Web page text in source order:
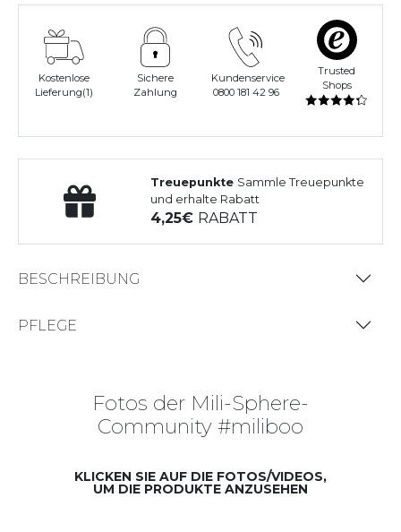
Kostenlose
Lieferung(1)
Sichere
Zahlung
Kundenservice
0800 181 42 96
Trusted
Shops
Treuepunkte Sammle Treuepunkte
und erhalte Rabatt
4,25 RABATT
BESCHREIBUNG
PFLEGE
Fotos der Mili-Sphere-
Community #miliboo
KLICKEN SIE AUF DIE FOTOS/VIDEOS,
UM DIE PRODUKTE ANZUSEHEN